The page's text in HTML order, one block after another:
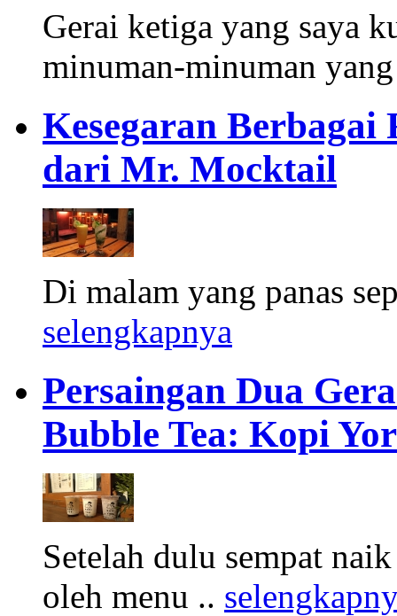
Gerai ketiga yang saya
minuman-minuman
Kesegaran
dari Mr. Mocktail
Di malam yang panas
selengkapnya
Persaingan Dua
Bubble Tea: Kopi Yor
Setelah dulu sempat
oleh menu ..